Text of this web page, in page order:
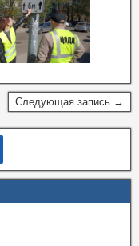
Следующая запись →